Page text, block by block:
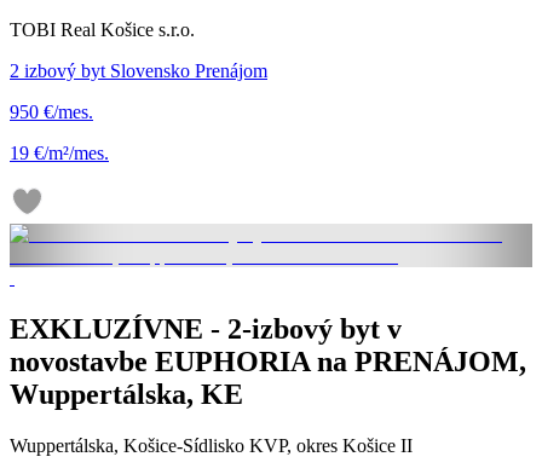
TOBI Real Košice s.r.o.
2 izbový byt Slovensko Prenájom
950 €/mes.
19 €/m²/mes.
EXKLUZÍVNE - 2-izbový byt v
novostavbe EUPHORIA na PRENÁJOM,
Wuppertálska, KE
Wuppertálska, Košice-Sídlisko KVP, okres Košice II